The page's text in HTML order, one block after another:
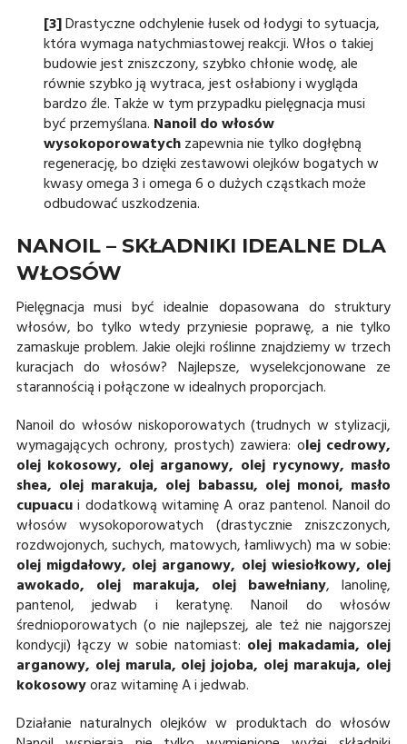
[3]Drastyczne odchylenie łusek od łodygi to sytuacja,
która wymaga natychmiastowej reakcji. Włos o takiej
budowie jest zniszczony, szybko chłonie wodę, ale
równie szybko ją wytraca, jest osłabiony i wygląda
bardzo źle. Także w tym przypadku pielęgnacja musi
być przemyślana. Nanoil do włosów
wysokoporowatychzapewnia nie tylko dogłębną
regenerację, bo dzięki zestawowi olejków bogatych w
kwasy omega 3 i omega 6 o dużych cząstkach może
odbudować uszkodzenia.
NANOIL – SKŁADNIKI IDEALNE DLA
WŁOSÓW
Pielęgnacja musi być idealnie dopasowana do struktury
włosów, bo tylko wtedy przyniesie poprawę, a nie tylko
zamaskuje problem. Jakie olejki roślinne znajdziemy w trzech
kuracjach do włosów? Najlepsze, wyselekcjonowane ze
starannością i połączone w idealnych proporcjach.
Nanoil do włosów niskoporowatych (trudnych w stylizacji,
wymagających ochrony, prostych) zawiera: olej cedrowy,
olej kokosowy, olej arganowy, olej rycynowy, masło
shea, olej marakuja, olej babassu, olej monoi, masło
cupuacui dodatkową witaminę A oraz pantenol. Nanoil do
włosów wysokoporowatych (drastycznie zniszczonych,
rozdwojonych, suchych, matowych, łamliwych) ma w sobie:
olej migdałowy, olej arganowy, olej wiesiołkowy, olej
awokado, olej marakuja, olej bawełniany, lanolinę,
pantenol, jedwab i keratynę. Nanoil do włosów
średnioporowatych (o nie najlepszej, ale też nie najgorszej
kondycji) łączy w sobie natomiast: olej makadamia, olej
arganowy, olej marula, olej jojoba, olej marakuja, olej
kokosowyoraz witaminę A i jedwab.
Działanie naturalnych olejków w produktach do włosów